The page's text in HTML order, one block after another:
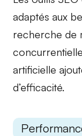
adaptés aux
recherche de
artificielle
d’efficacité.